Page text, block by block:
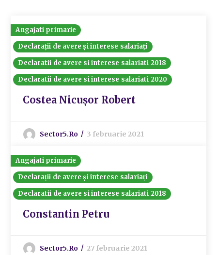
Angajati primarie
Declarații de avere și interese salariați
Declaratii de avere si interese salariati 2018
Declaratii de avere si interese salariati 2020
Costea Nicușor Robert
Sector5.ro 3 februarie 2021
Angajati primarie
Declarații de avere și interese salariați
Declaratii de avere si interese salariati 2018
Constantin Petru
Sector5.ro 27 februarie 2021